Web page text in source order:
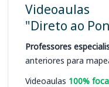
Videoaulas
"Direto ao
Professores
anteriores para
Videoaulas 100%